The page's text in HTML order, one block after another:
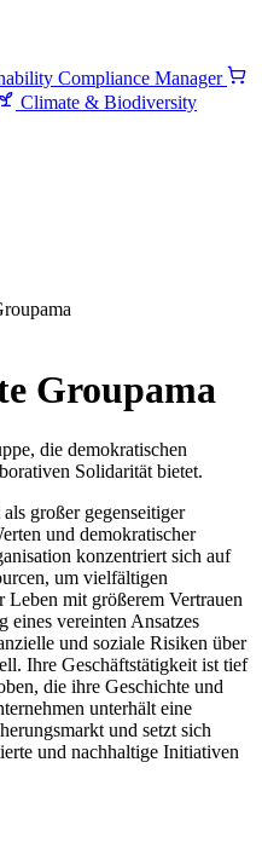
Compliance Manager
Climate & Biodiversity
Groupama
die demokratischen
Solidarität bietet.
großer gegenseitiger
und demokratischer
konzentriert sich auf
um vielfältigen
mit größerem Vertrauen
eines vereinten Ansatzes
und soziale Risiken über
Ihre Geschäftstätigkeit ist tief
die ihre Geschichte und
unterhält eine
und setzt sich
und nachhaltige Initiativen